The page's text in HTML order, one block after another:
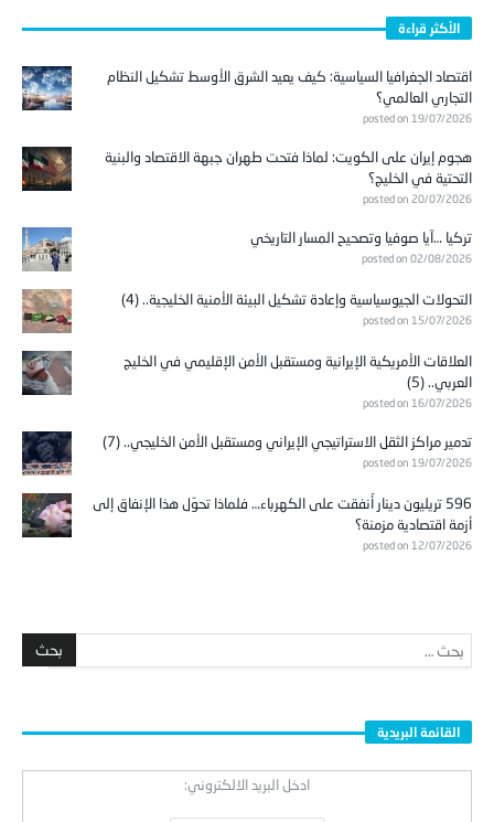
التجاري العالمي؟
posted on 19/07/2026
التحتية في الخليج؟
posted on 20/07/2026
posted on 02/08/2026
posted on 15/07/2026
العربي.. (5)
posted on 16/07/2026
posted on 19/07/2026
أزمة اقتصادية مزمنة؟
posted on 12/07/2026